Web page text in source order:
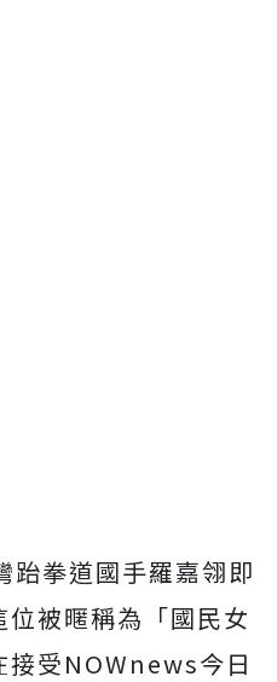
跆拳道國手羅嘉翎即
被暱稱為「國民女
接受NOWnews今日